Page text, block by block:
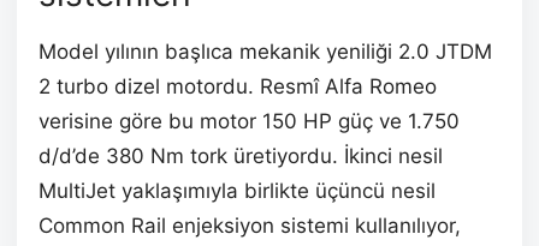
Model yılının başlıca mekanik yeniliği 2.0 JTDM
2 turbo dizel motordu. Resmî Alfa Romeo
verisine göre bu motor 150 HP güç ve 1.750
d/d’de 380 Nm tork üretiyordu. İkinci nesil
MultiJet yaklaşımıyla birlikte üçüncü nesil
Common Rail enjeksiyon sistemi kullanılıyor,